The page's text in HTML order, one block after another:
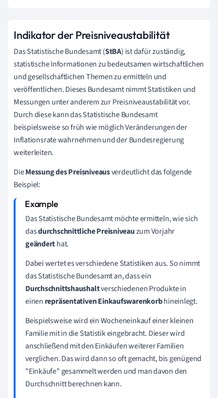
Indikator der Preisniveaustabilität
Das Statistische Bundesamt (StBA) ist dafür zuständig,
statistische Informationen zu bedeutsamen wirtschaftlichen
und gesellschaftlichen Themen zu ermitteln und
veröffentlichen. Dieses Bundesamt nimmt Statistiken und
Messungen unter anderem zur Preisniveaustabilität vor.
Durch diese kann das Statistische Bundesamt
beispielsweise so früh wie möglich Veränderungen der
Inflationsrate wahrnehmen und der Bundesregierung
weiterleiten.
DieMessung des Preisniveausverdeutlicht das folgende
Beispiel:
Das Statistische Bundesamt möchte ermitteln, wie sich
dasdurchschnittliche Preisniveauzum Vorjahr
geänderthat.
Dabei wertet es verschiedene Statistiken aus. So nimmt
das Statistische Bundesamt an, dass ein
Durchschnittshaushaltverschiedenen Produktein
einen repräsentativen Einkaufswarenkorbhineinlegt.
Beispielsweise wird ein Wocheneinkauf einer kleinen
Familie mit in die Statistik eingebracht. Dieser wird
anschließend mit den Einkäufen weiterer Familien
verglichen. Das wird dann so oft gemacht, bis genügend
"Einkäufe" gesammelt werden und man davon den
Durchschnitt berechnen kann.